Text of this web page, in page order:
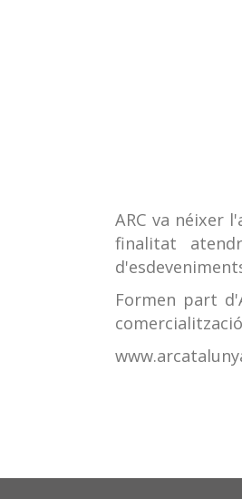
ARC va néixer
finalitat
Formen part